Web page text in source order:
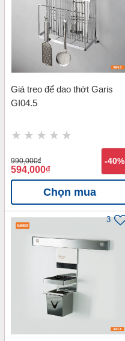
Giá treo để dao thớt Garis
GI04.5
990,000đ
594,000đ
-40%
Chọn mua
3